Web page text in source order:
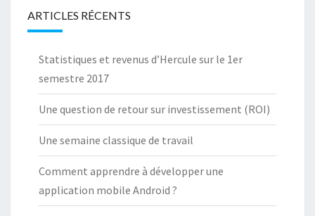
ARTICLES RÉCENTS
Statistiques et revenus d’Hercule sur le 1er
semestre 2017
Une question de retour sur investissement (ROI)
Une semaine classique de travail
Comment apprendre à développer une
application mobile Android ?